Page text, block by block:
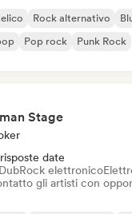
Rock alternativo
Pop rock Punk Rock
Stage
date
DubRock elettronico
gli artisti con